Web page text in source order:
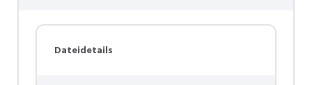
Dateidetails